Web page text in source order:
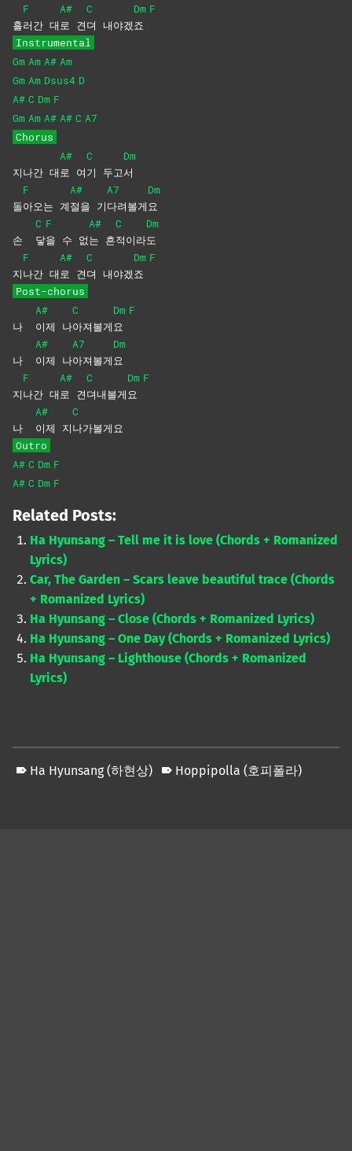
흘
F
러간 대
A#
로 견
C
뎌 내야겠
Dm
죠
F
Instrumental
Gm Am A# Am
Gm Am Dsus4 D
A# C Dm F
Gm Am A# A# C A7
Chorus
지나간 대
A#
로 여
C
기 두고
Dm
서
돌
F
아오는 계
A#
절을 기
A7
다려볼게
Dm
요
손
C
닿
F
을 수 없
A#
는 흔
C
적이라
Dm
도
지
F
나간 대
A#
로 견
C
뎌 내야겠
Dm
죠
F
Post-chorus
나
A#
이제 나
C
아져볼게
Dm
요
F
나
A#
이제 나
A7
아져볼게
Dm
요
지
F
나간 대
A#
로 견
C
뎌내볼게
Dm
요
F
나
A#
이제 지
C
나가볼게요
Outro
A# C Dm F
A# C Dm F
Related Posts:
Ha Hyunsang – Tell me it is love (Chords + Romanized
Lyrics)
Car, The Garden – Scars leave beautiful trace (Chords
+ Romanized Lyrics)
Ha Hyunsang – Close (Chords + Romanized Lyrics)
Ha Hyunsang – One Day (Chords + Romanized Lyrics)
Ha Hyunsang – Lighthouse (Chords + Romanized
Lyrics)
Ha Hyunsang (하현상) Hoppipolla (호피폴라)